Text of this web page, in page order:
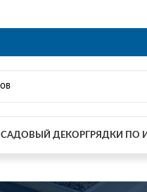
САДОВЫЙ ДЕКОР ГРЯДКИ ПО